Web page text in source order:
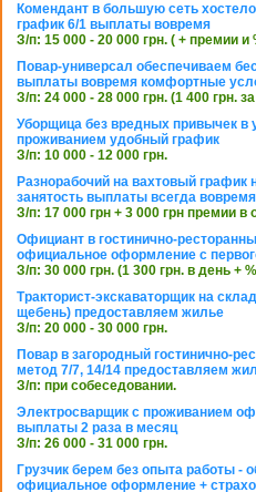
Комендант в большую сеть
график 6/1 выплаты вовремя
З/п: 15 000 - 20 000 грн. ( + премии и
Повар-универсал обеспечиваем
выплаты вовремя комфортные
З/п: 24 000 - 28 000 грн. (1 400 грн.
Уборщица без вредных привычек в
проживанием удобный график
З/п: 10 000 - 12 000 грн.
Разнорабочий на вахтовый
занятость выплаты всегда вовремя
З/п: 17 000 грн + 3 000 грн премии в
Официант в гостинично-
официальное оформление с
З/п: 30 000 грн. (1 300 грн. в день +
Тракторист-экскаваторщик на
щебень) предоставляем жилье
З/п: 20 000 - 30 000 грн.
Повар в загородный гостинично-
метод 7/7, 14/14 предоставляем
З/п: при собеседовании.
Электросварщик с проживанием
выплаты 2 раза в месяц
З/п: 26 000 - 31 000 грн.
Грузчик берем без опыта работы -
официальное оформление +